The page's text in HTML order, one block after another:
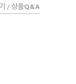
/ 상품Q&A